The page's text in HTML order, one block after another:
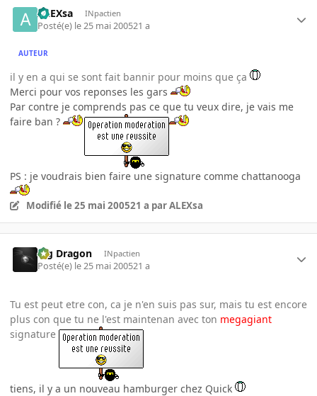
ALEXsa INpactien
Posté(e) le 25 mai 200521 a
AUTEUR
il y en a qui se sont fait bannir pour moins que ça
Merci pour vos reponses les gars
Par contre je comprends pas ce que tu veux dire, je vais me
faire ban ?
PS : je voudrais bien faire une signature comme chattanooga
Modifié le 25 mai 200521 a par ALEXsa
Big Dragon INpactien
Posté(e) le 25 mai 200521 a
Tu est peut etre con, ca je n'en suis pas sur, mais tu est encore
plus con que tu ne l'est maintenan avec ton megagiant
signature
tiens, il y a un nouveau hamburger chez Quick